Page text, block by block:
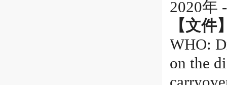
2020年
【文件
WHO:
on the